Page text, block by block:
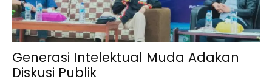
Generasi Intelektual Muda Adakan
Diskusi Publik